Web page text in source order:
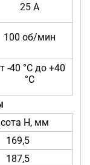
25 А
100 об/мин
-40 °C до +40
°C
Н, мм
169,5
187,5